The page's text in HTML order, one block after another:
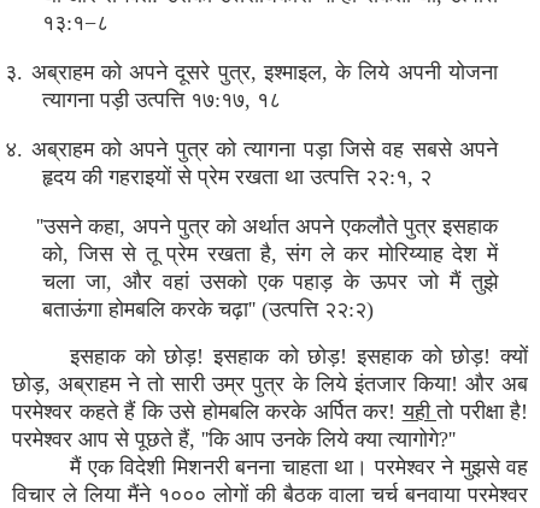
१३:१−८
३. अब्राहम को अपने दूसरे पुत्र, इश्माइल, के लिये अपनी योजना
त्यागना पड़ी उत्पत्ति १७:१७, १८
४. अब्राहम को अपने पुत्र को त्यागना पड़ा जिसे वह सबसे अपने
हृदय की गहराइयों से प्रेम रखता था उत्पत्ति २२:१, २
''उसने कहा, अपने पुत्र को अर्थात अपने एकलौते पुत्र इसहाक
को, जिस से तू प्रेम रखता है, संग ले कर मोरिय्याह देश में
चला जा, और वहां उसको एक पहाड़ के ऊपर जो मैं तुझे
बताऊंगा होमबलि करके चढ़ा'' (उत्पत्ति २२:२)
इसहाक को छोड़! इसहाक को छोड़! इसहाक को छोड़! क्यों
छोड़, अब्राहम ने तो सारी उम्र पुत्र के लिये इंतजार किया! और अब
परमेश्वर कहते हैं कि उसे होमबलि करके अर्पित कर!यहीतो परीक्षा है!
परमेश्वर आप से पूछते हैं, ''कि आप उनके लिये क्या त्यागोगे?''
मैं एक विदेशी मिशनरी बनना चाहता था। परमेश्वर ने मुझसे वह
विचार ले लिया मैंने १००० लोगों की बैठक वाला चर्च बनवाया परमेश्वर